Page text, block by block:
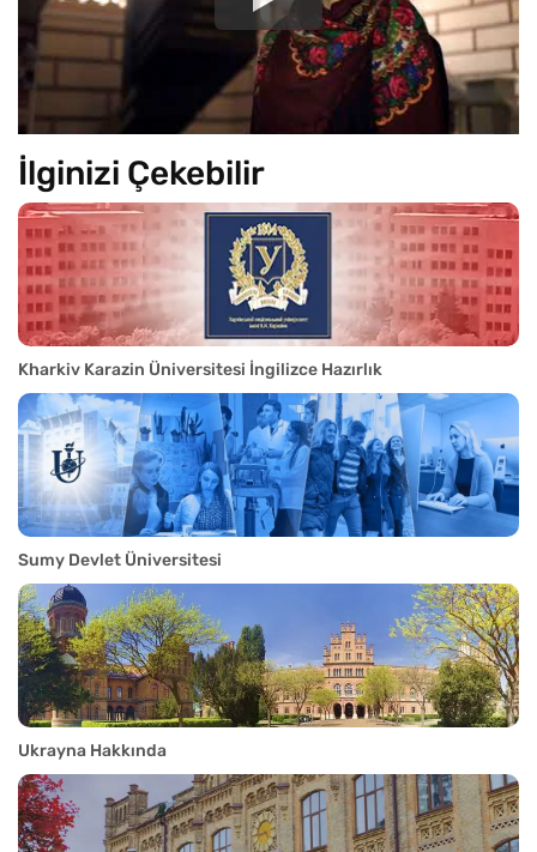
İlginizi Çekebilir
Kharkiv Karazin Üniversitesi İngilizce Hazırlık
Sumy Devlet Üniversitesi
Ukrayna Hakkında